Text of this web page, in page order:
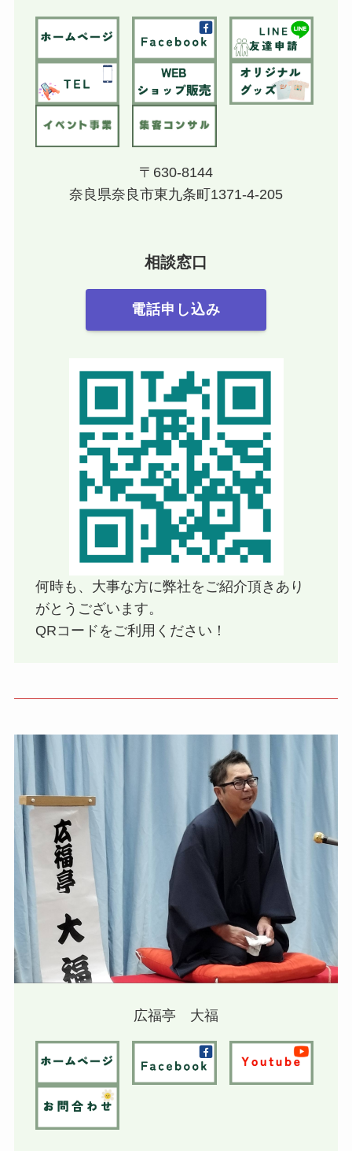
〒630-8144
奈良県奈良市東九条町1371-4-205
相談窓口
電話申し込み
何時も、大事な方に弊社をご紹介頂きあり
がとうございます。
QRコードをご利用ください！
広福亭 大福